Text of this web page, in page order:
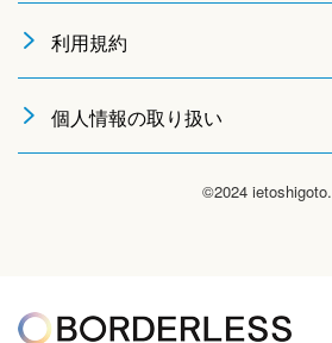
利用規約
個人情報の取り扱い
©2024 ietoshigoto.